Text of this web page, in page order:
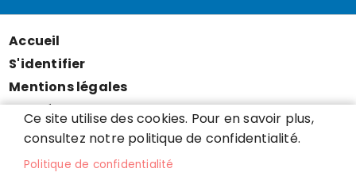
Menu
Pied
de
page
Accueil
S'identifier
Mentions légales
Données personnelles
Accessibilité : partiellement conforme
Cookies
Ce site utilise des cookies. Pour en savoir plus,
consultez notre politique de confidentialité.
Politique de confidentialité